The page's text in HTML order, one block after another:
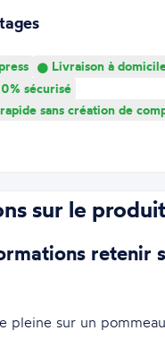
Livraison à
sécurisé
sans création de
sur le produit
retenir
pleine sur un